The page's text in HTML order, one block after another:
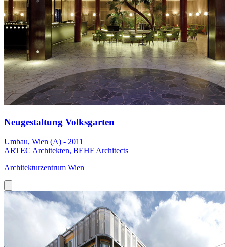
Neugestaltung Volksgarten
Umbau, Wien (A) - 2011
ARTEC Architekten, BEHF Architects
Architekturzentrum Wien